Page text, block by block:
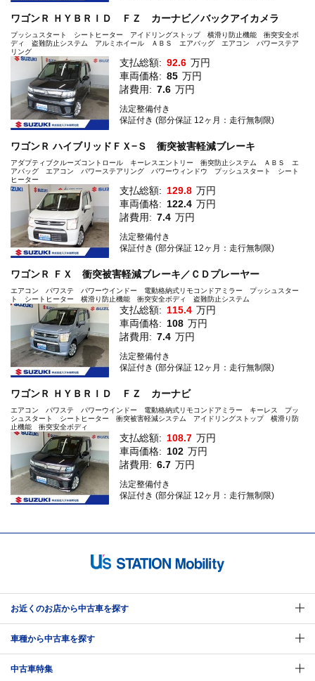
ワゴンＲ ＨＹＢＲＩＤ ＦＺ カーナビ／バックアイカメラ
プッシュスタート シートヒーター アイドリングストップ 横滑り防止機能 衝突安全ボ
ディ 盗難防止システム アルミホイール ＡＢＳ エアバッグ エアコン パワーステア
リング
支払総額: 92.6 万円
車両価格: 85 万円
諸費用: 7.6 万円
法定整備付き
保証付き (部分保証 12ヶ月：走行無制限)
ワゴンＲ ハイブリッドＦＸ−Ｓ 衝突被害軽減ブレーキ
アダプティブクルーズコントロール キーレスエントリー 衝突防止システム ＡＢＳ エ
アバッグ エアコン パワーステアリング パワーウィンドウ プッシュスタート シート
ヒーター
支払総額: 129.8 万円
車両価格: 122.4 万円
諸費用: 7.4 万円
法定整備付き
保証付き (部分保証 12ヶ月：走行無制限)
ワゴンＲ ＦＸ 衝突被害軽減ブレーキ／ＣＤプレーヤー
エアコン パワステ パワーウインドー 電動格納式リモコンドアミラー プッシュスター
ト シートヒーター 横滑り防止機能 衝突安全ボディ 盗難防止システム
支払総額: 115.4 万円
車両価格: 108 万円
諸費用: 7.4 万円
法定整備付き
保証付き (部分保証 12ヶ月：走行無制限)
ワゴンＲ ＨＹＢＲＩＤ ＦＺ カーナビ
エアコン パワステ パワーウインドー 電動格納式リモコンドアミラー キーレス プッ
シュスタート シートヒーター 衝突被害軽減システム アイドリングストップ 横滑り防
止機能 衝突安全ボディ
支払総額: 108.7 万円
車両価格: 102 万円
諸費用: 6.7 万円
法定整備付き
保証付き (部分保証 12ヶ月：走行無制限)
お近くのお店から中古車を探す
車種から中古車を探す
中古車特集